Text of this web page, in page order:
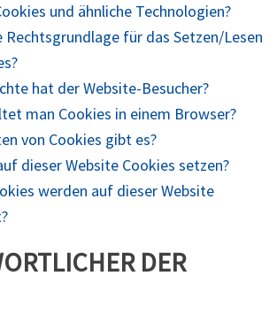
und ähnliche Technologien?
Rechtsgrundlage für das Setzen/Lesen
hat der Website-Besucher?
man Cookies in einem Browser?
von Cookies gibt es?
dieser Website Cookies setzen?
werden auf dieser Website
DER